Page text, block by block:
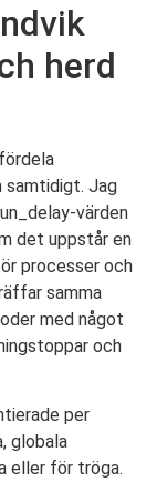
herd
samtidigt. Jag
värden
det uppstår en
processer och
samma
med något
och
per
globala
eller för tröga.